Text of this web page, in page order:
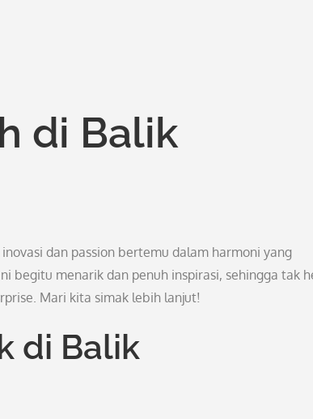
di Balik
dan passion bertemu dalam harmoni yang
begitu menarik dan penuh inspirasi, sehingga tak
Mari kita simak lebih lanjut!
di Balik